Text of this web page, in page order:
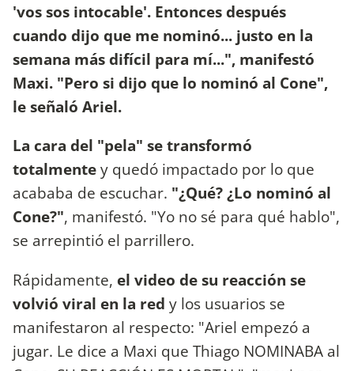
'vos sos intocable'. Entonces después
cuando dijo que me nominó... justo en la
semana más difícil para mí...", manifestó
Maxi. "Pero si dijo que lo nominó al Cone",
le señaló Ariel.
La cara del "pela" se transformó
totalmentey quedó impactado por lo que
acababa de escuchar. "¿Qué? ¿Lo nominó al
Cone?", manifestó. "Yo no sé para qué hablo",
se arrepintió el parrillero.
Rápidamente, el video de su reacción se
volvió viral en la red y los usuarios se
manifestaron al respecto: "Ariel empezó a
jugar. Le dice a Maxi que Thiago NOMINABA al